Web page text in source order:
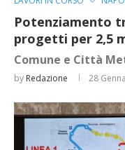
Potenziamento
progetti per 2,5
Comune e Città
by Redazione 28